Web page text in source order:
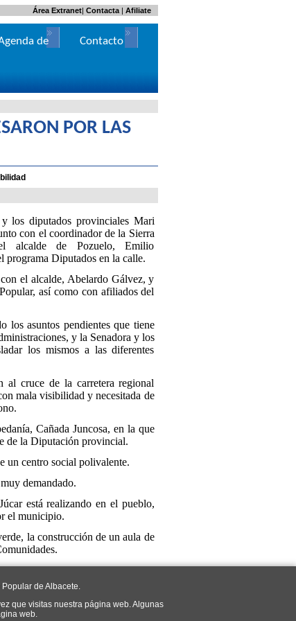
de Albacete.
que visitas nuestra página web. Algunas
web.
POR LAS
los diputados provinciales Mari
con el coordinador de la Sierra
alcalde de Pozuelo, Emilio
programa Diputados en la calle.
el alcalde, Abelardo Gálvez, y
así como con afiliados del
los asuntos pendientes que tiene
y la Senadora y los
los mismos a las diferentes
al cruce de la carretera regional
mala visibilidad y necesitada de
Cañada Juncosa, en la que
de la Diputación provincial.
un centro social polivalente.
demandado.
está realizando en el pueblo,
el municipio.
la construcción de un aula de
| Contacta| Afiliate
Área Extranet
de
Contacto